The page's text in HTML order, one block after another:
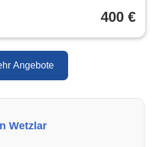
400 €
Angebote
Wetzlar